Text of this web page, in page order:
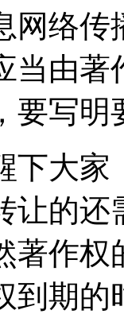
网络传
当由著
要写明
下大家
让的还
著作权
到期的